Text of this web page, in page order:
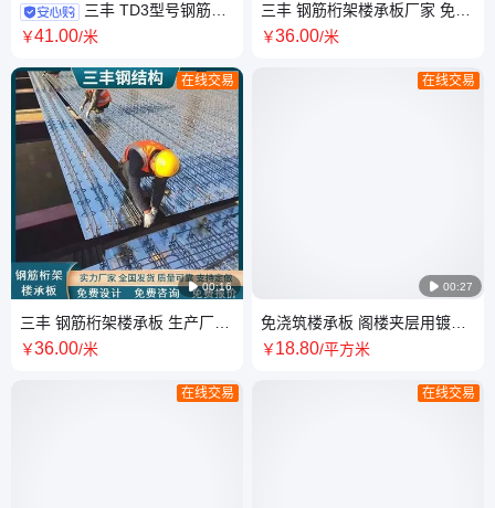
三丰 TD3型号钢筋桁
架楼承板 HB1规格楼层板 全国
￥41.00/米
 00:16
在线交易
三丰 钢筋桁架楼承板 生产厂家
TD2-70 TD3-70 支持定制 全国
￥36.00/米
在线交易
三丰 钢筋桁架楼承板厂家 免拆
模桁架楼层板 TD3-70 支持定
￥36.00/米
 00:27
在线交易
免浇筑楼承板 阁楼夹层用镀锌
钢扣板 免打灰楼层板 支持定制
￥18.80/平方米
在线交易